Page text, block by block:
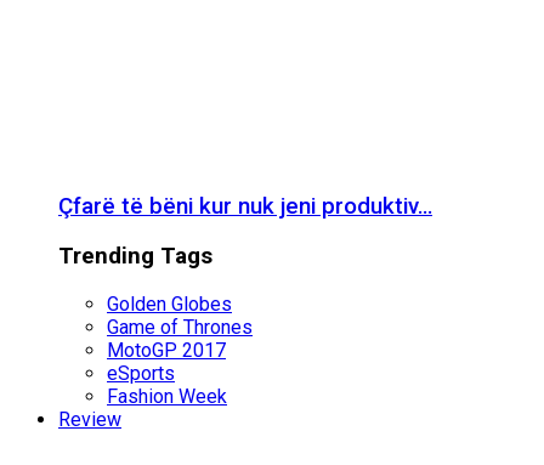
Çfarë të bëni kur nuk jeni produktiv…
Trending Tags
Golden Globes
Game of Thrones
MotoGP 2017
eSports
Fashion Week
Review